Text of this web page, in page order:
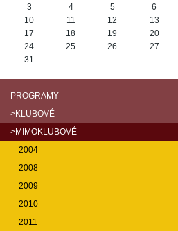
3
4 5 6
10
11 12 13
17
18 19 20
24
25 26 27
31
PROGRAMY
>KLUBOVÉ
>MIMOKLUBOVÉ
2004
2008
2009
2010
2011